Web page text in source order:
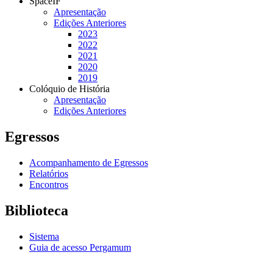
Apresentação
Edições Anteriores
2023
2022
2021
2020
2019
Colóquio de História
Apresentação
Edições Anteriores
Egressos
Acompanhamento de Egressos
Relatórios
Encontros
Biblioteca
Sistema
Guia de acesso Pergamum